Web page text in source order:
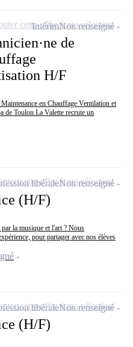
de
H/F
en Chauffage Ventilation et
Toulon La Valette recrute un
IntérimNon renseigné
cette offre à ma sélection
(H/F)
la musique et l'art ? Nous
pour partager avec nos élèves
libéraleNon renseigné
cette offre à ma sélection
(H/F)
libéraleNon renseigné
cette offre à ma sélection